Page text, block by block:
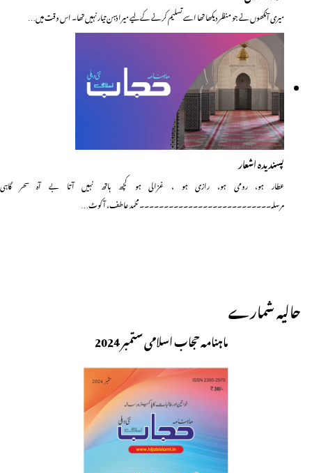
میری آنکھوں نے جو منظر دیکھا تھا اسے تسلیم کرنے کے لیے میرا ذہن تیار نہیں تھا۔ اس وقت میں…
پسندیدہ اشعار
عطار ہو، رومی ہو، رازی ہو ، غزالی ہو کچھ ہاتھ نہیں آتا بے آہ سحر گاہی
مرسلہ۔۔۔۔۔۔۔۔۔۔۔۔۔۔۔۔۔۔۔۔۔۔۔۔۔۔۔محمد عاطف، آکوٹ…
حالیہ شمارے
ماہنامہ حجاب اسلامی ستمبر 2024